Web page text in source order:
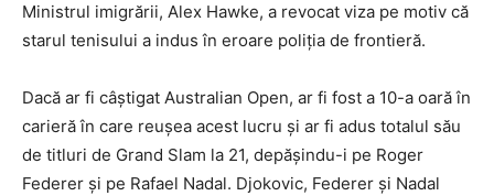
Ministrul imigrării, Alex Hawke, a revocat viza pe motiv că
starul tenisului a indus în eroare poliția de frontieră.
Dacă ar fi câștigat Australian Open, ar fi fost a 10-a oară în
carieră în care reușea acest lucru și ar fi adus totalul său
de titluri de Grand Slam la 21, depășindu-i pe Roger
Federer și pe Rafael Nadal. Djokovic, Federer și Nadal